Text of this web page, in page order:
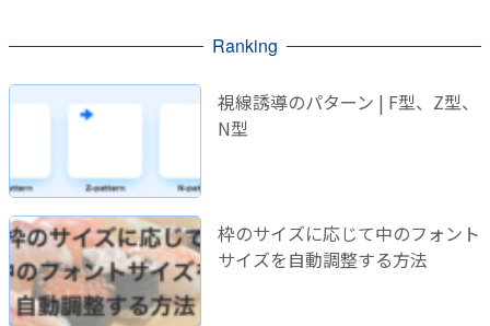
Ranking
視線誘導のパターン | F型、Z型、
N型
枠のサイズに応じて中のフォント
サイズを自動調整する方法